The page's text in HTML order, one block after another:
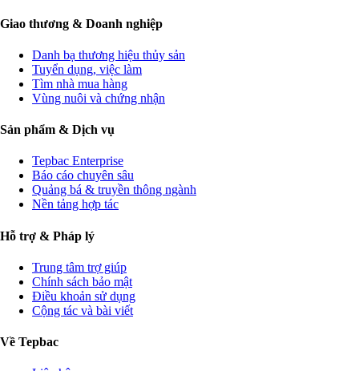
Giao thương & Doanh nghiệp
Danh bạ thương hiệu thủy sản
Tuyển dụng, việc làm
Tìm nhà mua hàng
Vùng nuôi và chứng nhận
Sản phẩm & Dịch vụ
Tepbac Enterprise
Báo cáo chuyên sâu
Quảng bá & truyền thông ngành
Nền tảng hợp tác
Hỗ trợ & Pháp lý
Trung tâm trợ giúp
Chính sách bảo mật
Điều khoản sử dụng
Cộng tác và bài viết
Về Tepbac